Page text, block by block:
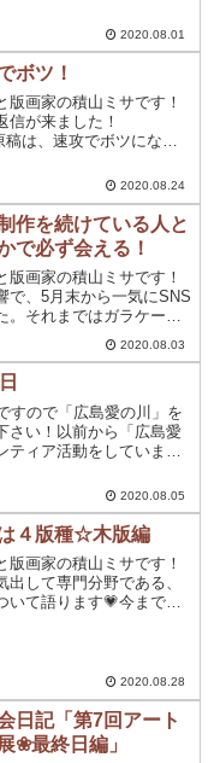
き始める人もいるでしょ
2020.08.01
ボツ！
版画家の積山ミサです！
信が来ました！
稿は、速攻でボツになり
で、あきらめません。特
トの世界は断られてから
す！
2020.08.24
作を続けている人と
で必ず会える！
版画家の積山ミサです！
で、5月末から一気にSNS
。それまではガラケーの
ったことがなかったので
もかも解禁しました～⭐
の七夕の日から始めた、
2020.08.03
すので「広島愛の川」を
さい！以前から「広島愛
ティア活動をしています
迎えます。原爆を体験し
運営するのがこの「広島
2020.08.05
４版種☆木版編
版画家の積山ミサです！
出して専門分野である、
いて語ります💗今までの
2020.08.28
日記「第7回アート
❀最終日編」